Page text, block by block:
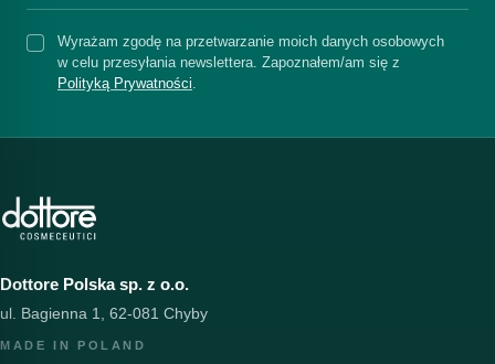
Wyrażam zgodę na przetwarzanie moich danych osobowych
w celu przesyłania newslettera. Zapoznałem/am się z
Polityką Prywatności
Dottore Polska sp. z o.o.
ul. Bagienna 1, 62-081 Chyby
MADE IN POLAND